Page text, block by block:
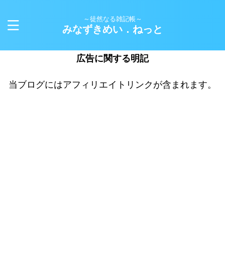
～徒然なる雑記帳～
みなずきめい．ねっと
広告に関する明記
当ブログにはアフィリエイトリンクが含まれます。